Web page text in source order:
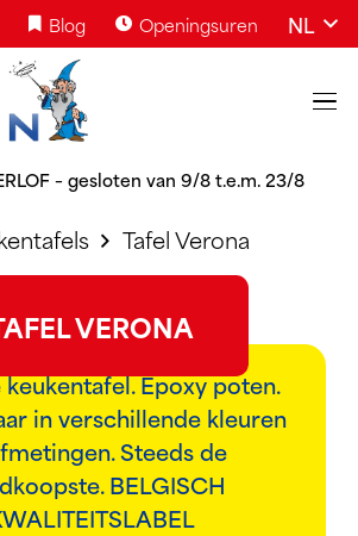
Blog Openingsuren NL
– gesloten van 9/8 t.e.m. 23/8
Tafel Verona
VERONA
Epoxy poten.
in verschillende kleuren
Steeds de
BELGISCH